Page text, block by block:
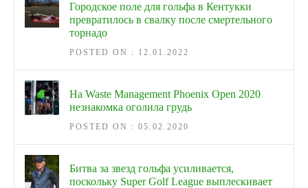
Городское поле для гольфа в Кентукки
превратилось в свалку после смертельного
торнадо
POSTED ON : 12.01.2022
На Waste Management Phoenix Open 2020
незнакомка оголила грудь
POSTED ON : 05.02.2020
Битва за звезд гольфа усиливается,
поскольку Super Golf League выплескивает